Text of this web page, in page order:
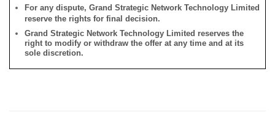
For any dispute, Grand Strategic Network Technology Limited
reserve the rights for final decision.
Grand Strategic Network Technology Limited reserves the
right to modify or withdraw the offer at any time and at its
sole discretion.